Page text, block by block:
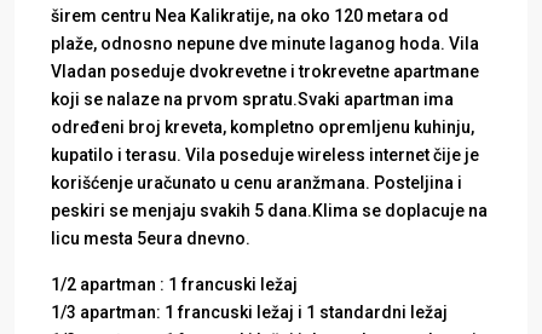
širem centru Nea Kalikratije, na oko 120 metara od
plaže, odnosno nepune dve minute laganog hoda. Vila
Vladan poseduje dvokrevetne i trokrevetne apartmane
koji se nalaze na prvom spratu.Svaki apartman ima
određeni broj kreveta, kompletno opremljenu kuhinju,
kupatilo i terasu. Vila poseduje wireless internet čije je
korišćenje uračunato u cenu aranžmana. Posteljina i
peskiri se menjaju svakih 5 dana.Klima se doplacuje na
licu mesta 5eura dnevno.
1/2 apartman : 1 francuski ležaj
1/3 apartman: 1 francuski ležaj i 1 standardni ležaj